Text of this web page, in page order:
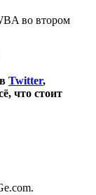
во втором
Twitter,
что стоит